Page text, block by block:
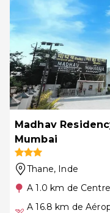
Madhav
Mumbai
Thane, Inde
A 1.0 km de
A 16.8 km de